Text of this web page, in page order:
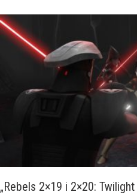
„Rebels 2×19 i 2×20: